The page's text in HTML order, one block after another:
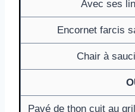
Avec ses
Encornet farcis
Chair à
Pavé de thon cuit au